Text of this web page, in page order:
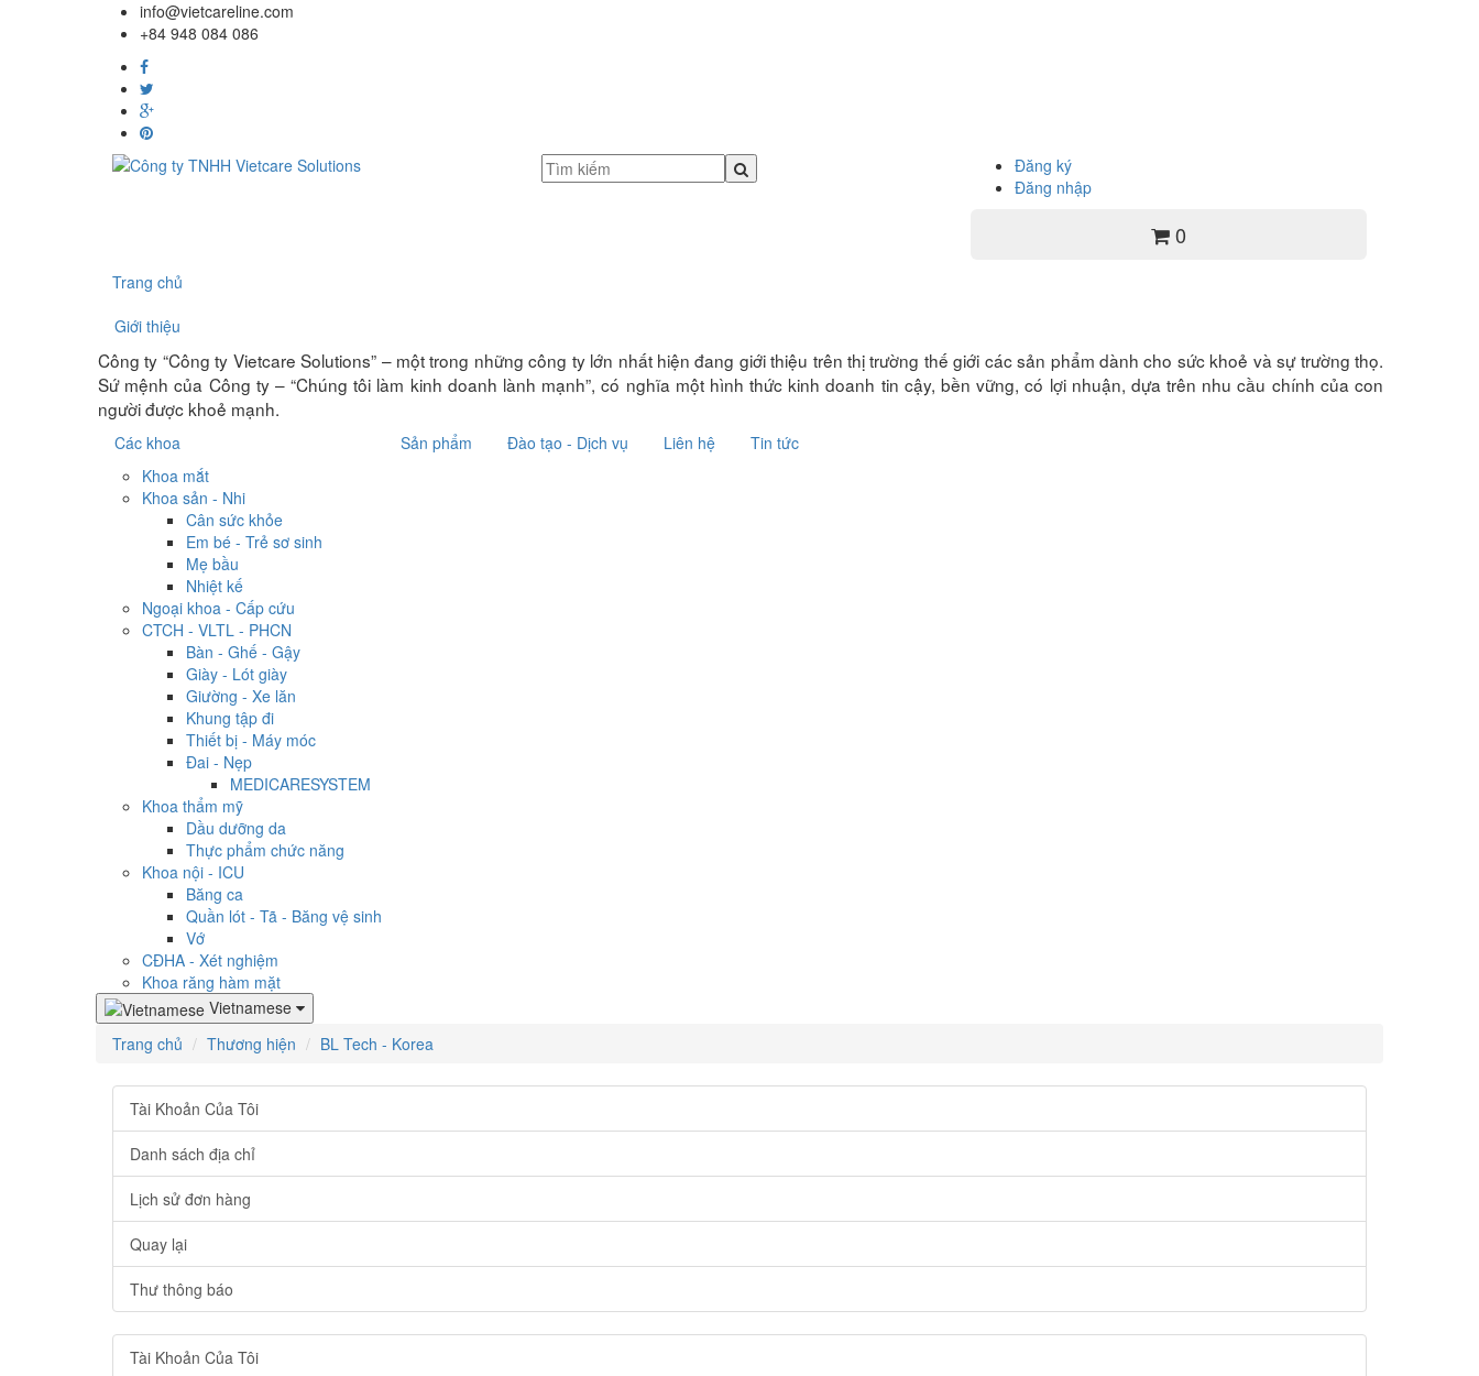
info@vietcareline.com
+84 948 084 086
Đăng ký
Đăng nhập
0
Trang chủ
Giới thiệu
Công ty “Công ty Vietcare Solutions” – một trong những công ty lớn nhất hiện đang giới thiệu trên thị trường thế giới các sản phẩm dành cho sức khoẻ và sự trường thọ.
Sứ mệnh của Công ty – “Chúng tôi làm kinh doanh lành mạnh”, có nghĩa một hình thức kinh doanh tin cậy, bền vững, có lợi nhuận, dựa trên nhu cầu chính của con
người được khoẻ mạnh.
Các khoa
Khoa mắt
Khoa sản - Nhi
Cân sức khỏe
Em bé - Trẻ sơ sinh
Mẹ bầu
Nhiệt kế
Ngoại khoa - Cấp cứu
CTCH - VLTL - PHCN
Bàn - Ghế - Gậy
Giày - Lót giày
Giường - Xe lăn
Khung tập đi
Thiết bị - Máy móc
Đai - Nẹp
MEDICARESYSTEM
Khoa thẩm mỹ
Dầu dưỡng da
Thực phẩm chức năng
Khoa nội - ICU
Băng ca
Quần lót - Tã - Băng vệ sinh
Vớ
CĐHA - Xét nghiệm
Khoa răng hàm mặt
Sản phẩm Đào tạo - Dịch vụ Liên hệ Tin tức
Vietnamese
Trang chủ
Thương hiện BL Tech - Korea
Tài Khoản Của Tôi
Danh sách địa chỉ
Lịch sử đơn hàng
Quay lại
Thư thông báo
Tài Khoản Của Tôi